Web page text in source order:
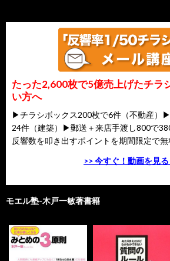
たった2,600枚で5億売上げたチラ
い方へ
▶チラシボックス200枚で6件（不動産）
24件（建築）▶郵送＋来店手渡し800で
反響数を叩き出すポイントを期間限定で無
>> 今すぐ！動画を見る
モエル塾-木戸一敏著書籍